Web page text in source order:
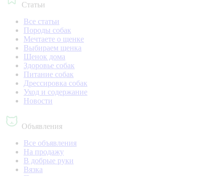
Статьи
Все статьи
Породы собак
Мечтаете о щенке
Выбираем щенка
Щенок дома
Здоровье собак
Питание собак
Дрессировка собак
Уход и содержание
Новости
Объявления
Все объявления
На продажу
В добрые руки
Вязка